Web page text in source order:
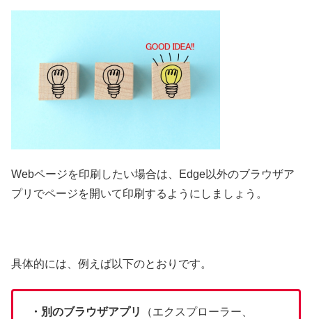
Webページを印刷したい場合は、Edge以外のブラウザア
プリでページを開いて印刷するようにしましょう。
具体的には、例えば以下のとおりです。
・別のブラウザアプリ
（エクスプローラー、